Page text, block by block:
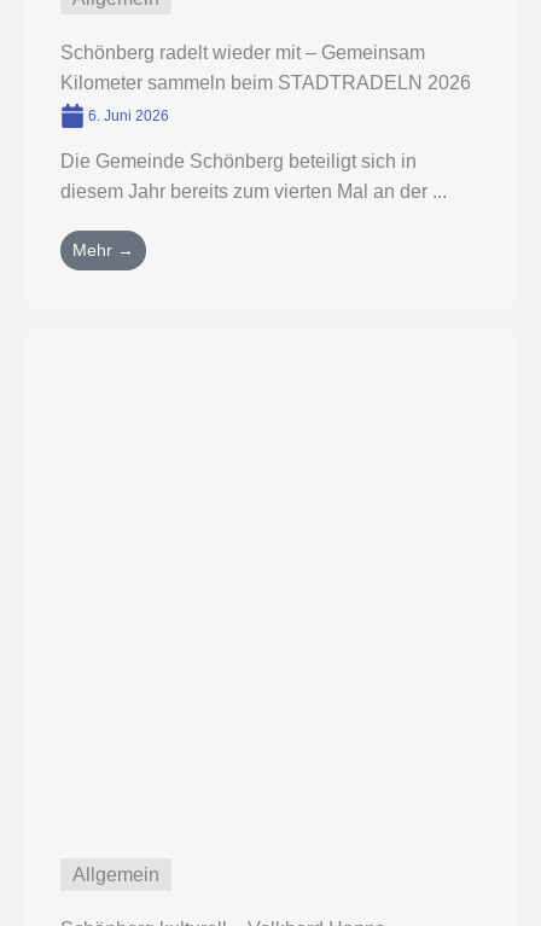
Schönberg radelt wieder mit – Gemeinsam
Kilometer sammeln beim STADTRADELN 2026
6. Juni 2026
Die Gemeinde Schönberg beteiligt sich in
diesem Jahr bereits zum vierten Mal an der ...
Mehr →
Allgemein